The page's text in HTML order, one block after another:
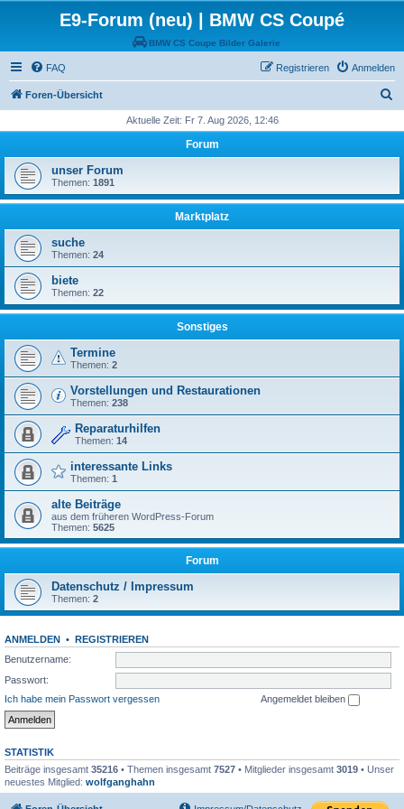
E9-Forum (neu) | BMW CS Coupé
BMW CS Coupe Bilder Galerie
FAQ Anmelden
Registrieren
Foren-Übersicht
h
Aktuelle Zeit: Fr 7. Aug 2026, 12:46
Forum
unser Forum
Themen: 1891
Marktplatz
suche
Themen: 24
biete
Themen: 22
Sonstiges
Termine
Themen: 2
Vorstellungen und Restaurationen
Themen: 238
Reparaturhilfen
Themen: 14
interessante Links
Themen: 1
alte Beiträge
aus dem früheren WordPress-Forum
Themen: 5625
Forum
Datenschutz / Impressum
Themen: 2
ANMELDEN • REGISTRIEREN
Benutzername:
Passwort:
Ich habe mein Passwort vergessen
Angemeldet bleiben
STATISTIK
Beiträge insgesamt 35216 • Themen insgesamt 7527 • Mitglieder insgesamt 3019 • Unser
neuestes Mitglied: wolfganghahn